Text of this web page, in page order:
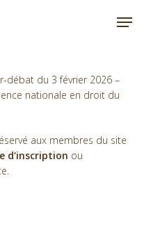
Menu
débat du 3 février 2026 –
nationale en droit du
aux membres du site
d'inscription ou